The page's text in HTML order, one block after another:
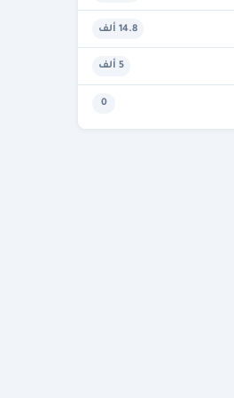
14.8 ألف
5 ألف
0